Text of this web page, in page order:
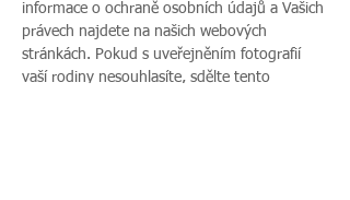
informace o ochraně osobních údajů a Vašich
právech najdete na našich webových
stránkách. Pokud s uveřejněním fotografií
vaší rodiny nesouhlasíte, sdělte tento